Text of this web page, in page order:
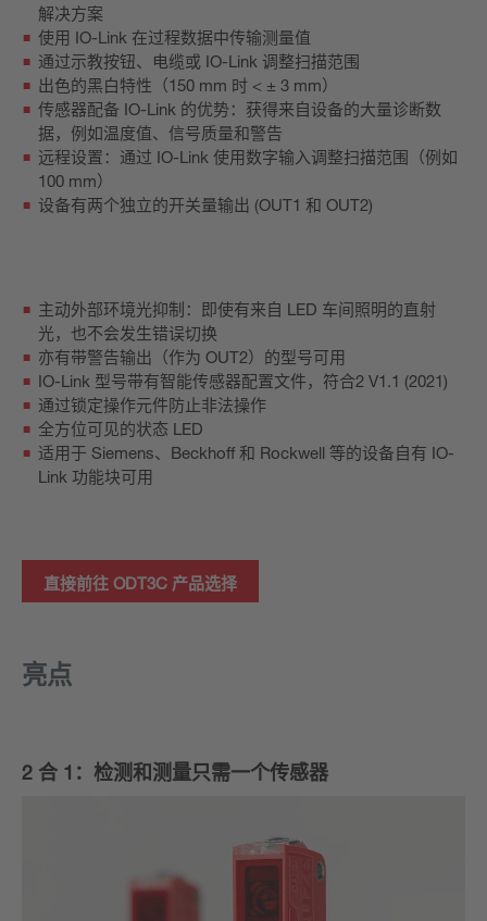
解决方案
使用 IO-Link 在过程数据中传输测量值
通过示教按钮、电缆或 IO-Link 调整扫描范围
出色的黑白特性（150 mm 时 < ± 3 mm）
传感器配备 IO-Link 的优势：获得来自设备的大量诊断数
据，例如温度值、信号质量和警告
远程设置：通过 IO-Link 使用数字输入调整扫描范围（例如
100 mm）
设备有两个独立的开关量输出 (OUT1 和 OUT2)
主动外部环境光抑制：即使有来自 LED 车间照明的直射
光，也不会发生错误切换
亦有带警告输出（作为 OUT2）的型号可用
IO-Link 型号带有智能传感器配置文件，符合2 V1.1 (2021)
通过锁定操作元件防止非法操作
全方位可见的状态 LED
适用于 Siemens、Beckhoff 和 Rockwell 等的设备自有 IO-
Link 功能块可用
直接前往 ODT3C 产品选择
亮点
2 合 1：检测和测量只需一个传感器